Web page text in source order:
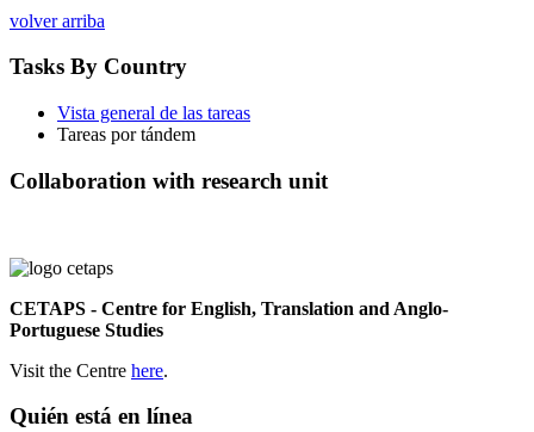
volver arriba
Tasks By Country
Vista general de las tareas
Tareas por tándem
Collaboration with research unit
CETAPS - Centre for English, Translation and Anglo-
Portuguese Studies
Visit the Centre here.
Quién está en línea